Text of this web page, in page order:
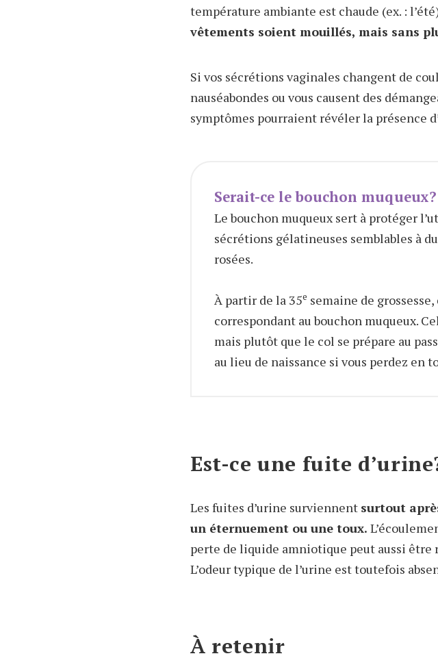
température ambiante est chaude (ex. :
vêtements soient mouillés, mais sans
Si vos sécrétions vaginales changent de
nauséabondes ou vous causent des
symptômes pourraient révéler la présence
Serait-ce le bouchon muqueux?
Le bouchon muqueux sert à protéger
sécrétions gélatineuses semblables à
rosées.
À partir de la 35e semaine de
correspondant au bouchon muqueux.
mais plutôt que le col se prépare au
au lieu de naissance si vous perdez en
Est-ce une fuite
Les fuites d’urine surviennent surtout
un éternuement ou une toux.
perte de liquide amniotique peut aussi être
L’odeur typique de l’urine est toutefois
À retenir